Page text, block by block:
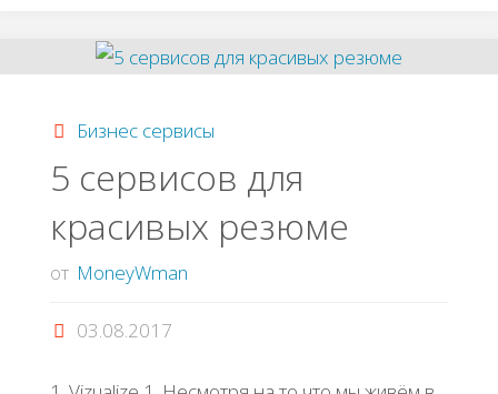
Бизнес сервисы
5 сервисов для
красивых резюме
от MoneyWman
03.08.2017